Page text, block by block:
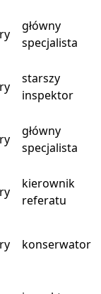
główny
specjalista
starszy
inspektor
główny
specjalista
kierownik
referatu
konserwator